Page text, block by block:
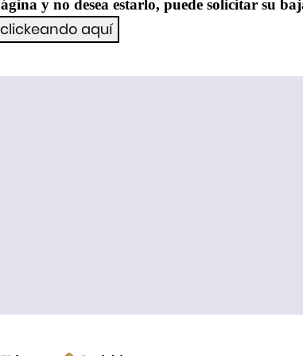
y no desea estarlo, puede solicitar su